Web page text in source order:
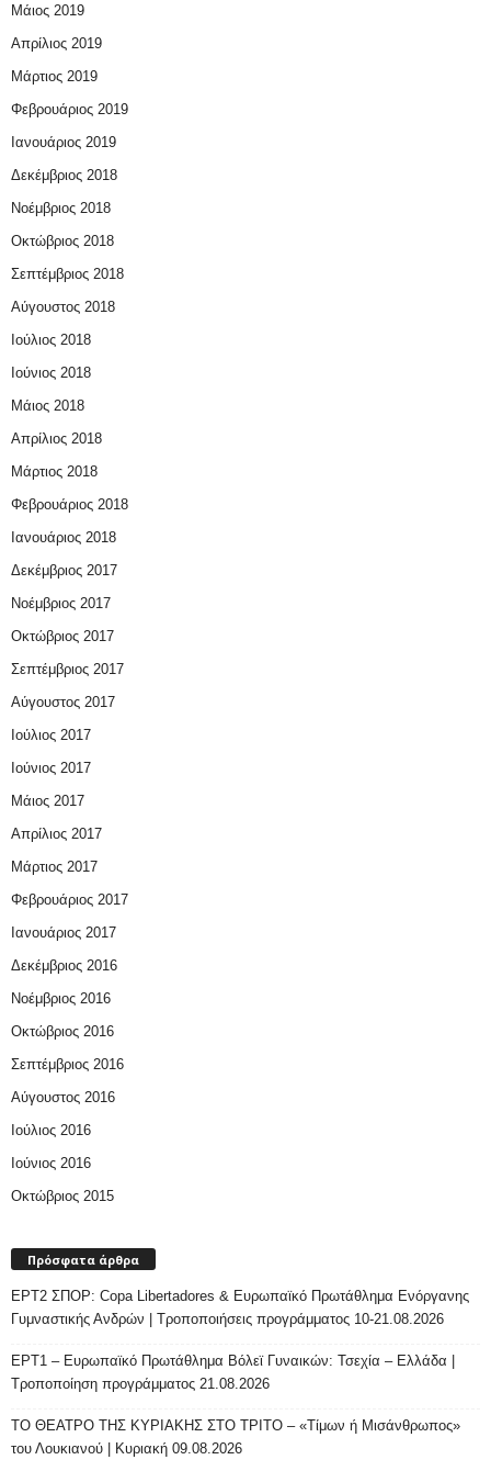
Μάιος 2019
Απρίλιος 2019
Μάρτιος 2019
Φεβρουάριος 2019
Ιανουάριος 2019
Δεκέμβριος 2018
Νοέμβριος 2018
Οκτώβριος 2018
Σεπτέμβριος 2018
Αύγουστος 2018
Ιούλιος 2018
Ιούνιος 2018
Μάιος 2018
Απρίλιος 2018
Μάρτιος 2018
Φεβρουάριος 2018
Ιανουάριος 2018
Δεκέμβριος 2017
Νοέμβριος 2017
Οκτώβριος 2017
Σεπτέμβριος 2017
Αύγουστος 2017
Ιούλιος 2017
Ιούνιος 2017
Μάιος 2017
Απρίλιος 2017
Μάρτιος 2017
Φεβρουάριος 2017
Ιανουάριος 2017
Δεκέμβριος 2016
Νοέμβριος 2016
Οκτώβριος 2016
Σεπτέμβριος 2016
Αύγουστος 2016
Ιούλιος 2016
Ιούνιος 2016
Οκτώβριος 2015
Πρόσφατα άρθρα
ΕΡΤ2 ΣΠΟΡ: Copa Libertadores & Ευρωπαϊκό Πρωτάθλημα Ενόργανης
Γυμναστικής Ανδρών | Τροποποιήσεις προγράμματος 10-21.08.2026
ΕΡΤ1 – Ευρωπαϊκό Πρωτάθλημα Βόλεϊ Γυναικών: Τσεχία – Ελλάδα |
Τροποποίηση προγράμματος 21.08.2026
ΤΟ ΘΕΑΤΡΟ ΤΗΣ ΚΥΡΙΑΚΗΣ ΣΤΟ ΤΡΙΤΟ – «Τίμων ή Μισάνθρωπος»
του Λουκιανού | Κυριακή 09.08.2026